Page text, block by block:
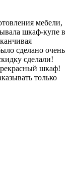
мебели,
шкаф-купе в
сделано очень
сделали!
шкаф!
только